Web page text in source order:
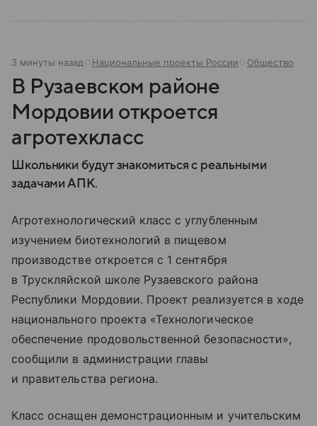
3 минуты назад Национальные проекты России Общество
В Рузаевском районе
Мордовии откроется
агротехкласс
Школьники будут знакомиться с реальными
задачами АПК.
Агротехнологический класс с углубленным
изучением биотехнологий в пищевом
производстве откроется с 1 сентября
в Трускляйской школе Рузаевского района
Республики Мордовии. Проект реализуется в ходе
национального проекта «Технологическое
обеспечение продовольственной безопасности»,
сообщили в администрации главы
и правительства региона.
Класс оснащен демонстрационным и учительским